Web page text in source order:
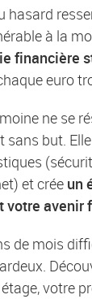
hasard
à la
financière
euro
ne se
sans but.
et crée un
votre avenir
de mois
votre